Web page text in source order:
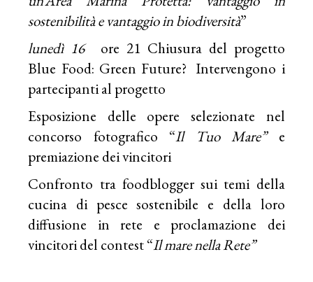
sostenibilità e vantaggio in biodiversità”
lunedì 16
ore 21 Chiusura del progetto
Blue Food: Green Future? Intervengono i
partecipanti al progetto
Esposizione delle opere selezionate nel
concorso fotografico “Il Tuo Mare”e
premiazione dei vincitori
Confronto tra foodblogger sui temi della
cucina di pesce sostenibile e della loro
diffusione in rete e proclamazione dei
vincitori del contest “Il mare nella Rete”